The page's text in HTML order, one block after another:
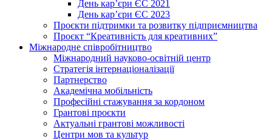
День кар’єри ЄС 2021
День кар’єри ЄС 2023
Проєкти підтримки та розвитку підприємництва
Проєкт “Креативність для креативних”
Міжнародне співробітництво
Міжнародний науково-освітній центр
Стратегія інтернаціоналізації
Партнерство
Академічна мобільність
Професійні стажування за кордоном
Грантові проєкти
Актуальні грантові можливості
Центри мов та культур